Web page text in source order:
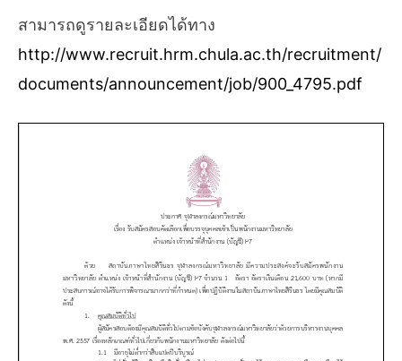
สามารถดูรายละเอียดได้ทาง
http://www.recruit.hrm.chula.ac.th/recruitment/
documents/announcement/job/900_4795.pdf